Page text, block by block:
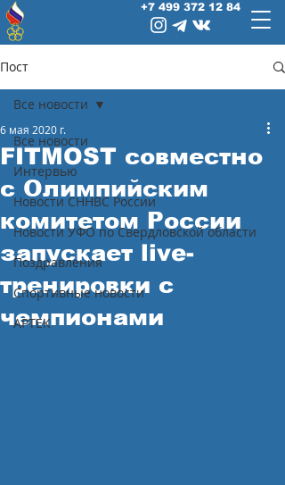
+7 499 372 12 84
Пост
Все новости
Интервью
Новости СННВС России
Новости УФО по Свердловской области
Поздравления
Спортивные новости
АРТЕК
Все новости
FITMOST совместно
с Олимпийским
комитетом России
запускает live-
тренировки с
чемпионами
6 мая 2020 г.